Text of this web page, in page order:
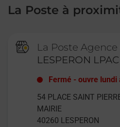
La Poste à
La Poste
LESPERON
Fermé -ouvre lundi
54 PLACE SAINT
MAIRIE
40260 LESPERON